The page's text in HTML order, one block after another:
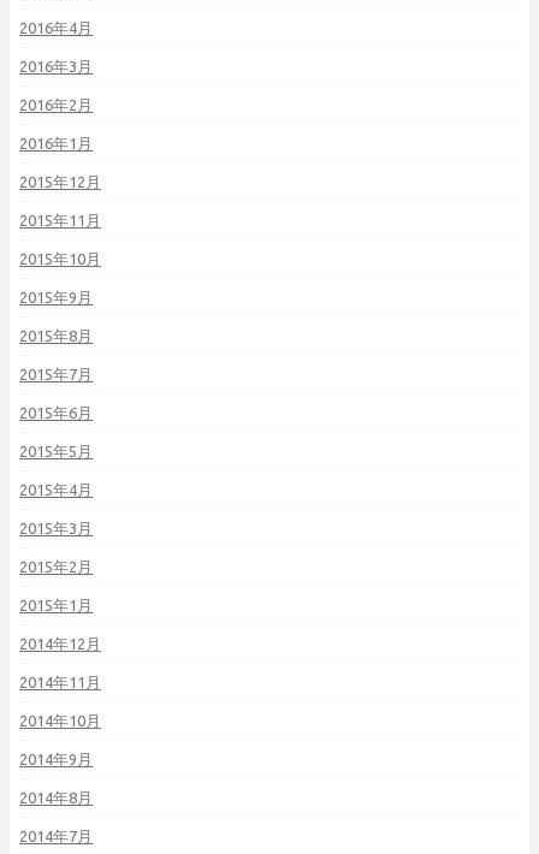
2016年4月
2016年3月
2016年2月
2016年1月
2015年12月
2015年11月
2015年10月
2015年9月
2015年8月
2015年7月
2015年6月
2015年5月
2015年4月
2015年3月
2015年2月
2015年1月
2014年12月
2014年11月
2014年10月
2014年9月
2014年8月
2014年7月